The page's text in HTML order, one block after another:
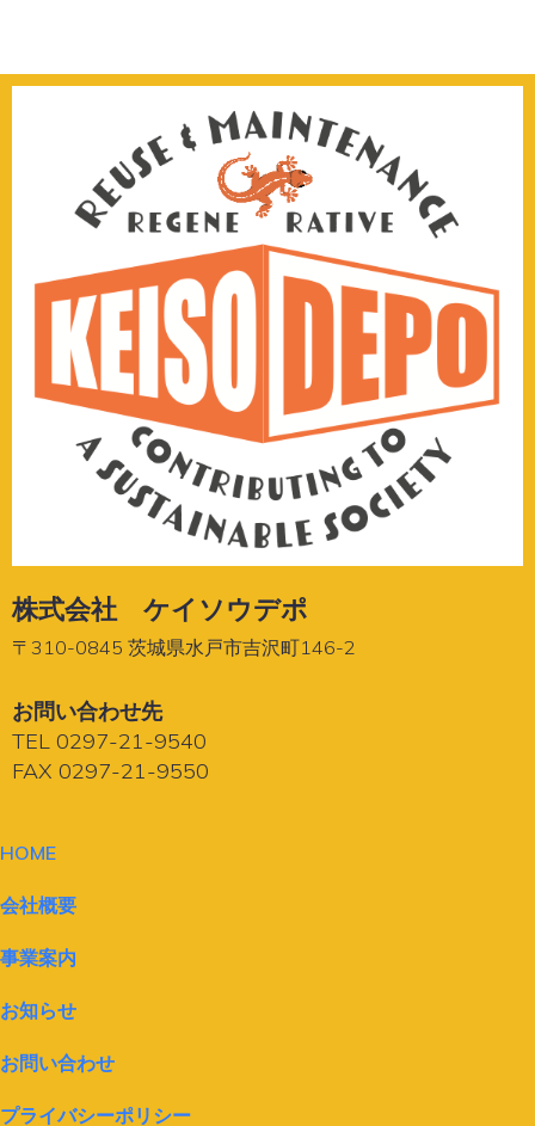
株式会社 ケイソウデポ
〒310-0845 茨城県水戸市吉沢町146-2
お問い合わせ先
TEL 0297-21-9540
FAX 0297-21-9550
HOME
会社概要
事業案内
お知らせ
お問い合わせ
プライバシーポリシー